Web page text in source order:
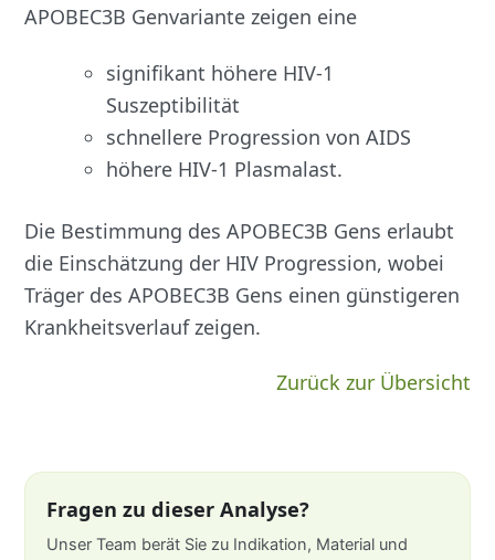
APOBEC3B Genvariante zeigen eine
signifikant höhere HIV-1
Suszeptibilität
schnellere Progression von AIDS
höhere HIV-1 Plasmalast.
Die Bestimmung des APOBEC3B Gens erlaubt
die Einschätzung der HIV Progression, wobei
Träger des APOBEC3B Gens einen günstigeren
Krankheitsverlauf zeigen.
Zurück zur Übersicht
Fragen zu dieser Analyse?
Unser Team berät Sie zu Indikation, Material und